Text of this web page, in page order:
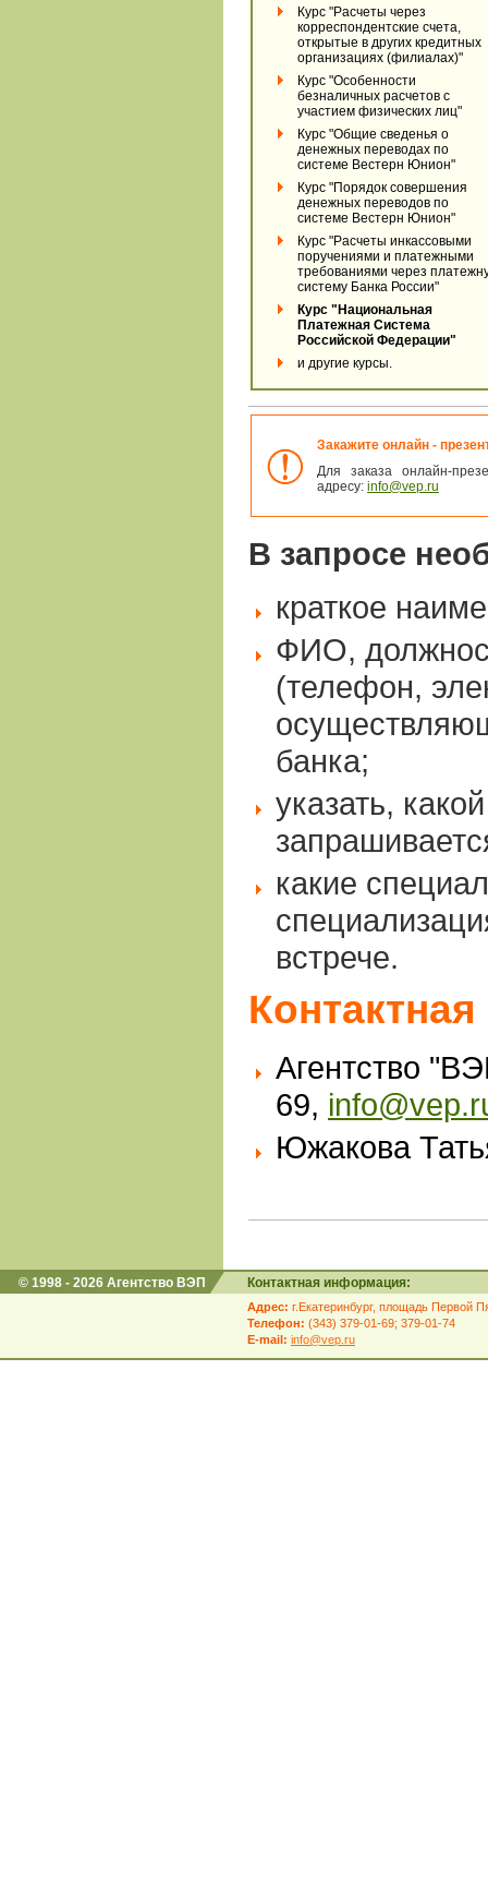
Курс "Расчеты через
корреспондентские счета,
открытые в других кредитных
организациях (филиалах)"
Курс "Особенности
безналичных расчетов с
участием физических лиц"
Курс "Общие сведенья о
денежных переводах по
системе Вестерн Юнион"
Курс "Порядок совершения
денежных переводов по
системе Вестерн Юнион"
Курс "Расчеты инкассовыми
поручениями и платежными
требованиями через
систему Банка России"
Курс "Национальная
Платежная Система
Российской Федерации"
и другие курсы.
Закажите онлайн -
Для заказа онлайн-
адресу: info@vep.ru
В запросе
краткое
ФИО,
(телефон,
банка;
указать,
какие
встрече.
Агентство
69,
Южакова
© 1998 - 2026 Агентство ВЭП Контактная информация:
Адрес: г.Екатеринбург, площадь Первой
Телефон: (343) 379-01-69; 379-01-74
E-mail: info@vep.ru